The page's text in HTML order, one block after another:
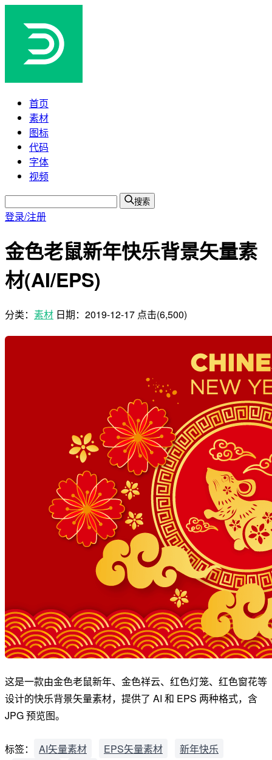
首页
素材
图标
代码
字体
视频
搜索
登录/注册
金色老鼠新年快乐背景矢量素
材(AI/EPS)
分类： 素材 日期： 2019-12-17 点击(6,500)
这是一款由金色老鼠新年、金色祥云、红色灯笼、红色窗花等
设计的快乐背景矢量素材，提供了 AI 和 EPS 两种格式，含
JPG 预览图。
标签： AI矢量素材 EPS矢量素材
新年快乐